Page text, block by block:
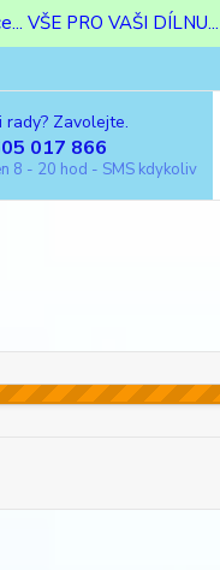
VŠE PRO VAŠI DÍLNU...
rady? Zavolejte.
017 866
8 - 20 hod - SMS kdykoliv